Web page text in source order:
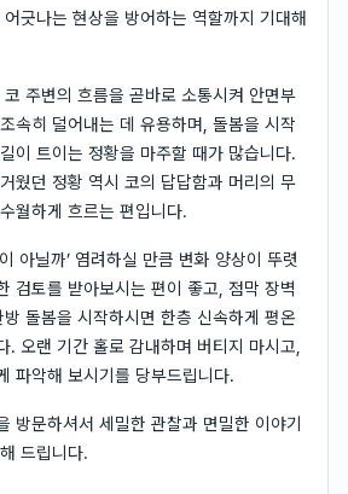
긋나는 현상을 방어하는 역할까지 기대해
주변의 흐름을 곧바로 소통시켜 안면부
속히 덜어내는 데 유용하며, 돌봄을 시작
이 트이는 정황을 마주할 때가 많습니다.
웠던 정황 역시 코의 답답함과 머리의 무
월하게 흐르는 편입니다.
아닐까’ 염려하실 만큼 변화 양상이 뚜렷
검토를 받아보시는 편이 좋고, 점막 장벽
돌봄을 시작하시면 한층 신속하게 평온
. 오랜 기간 홀로 감내하며 버티지 마시고,
파악해 보시기를 당부드립니다.
방문하셔서 세밀한 관찰과 면밀한 이야기
드립니다.